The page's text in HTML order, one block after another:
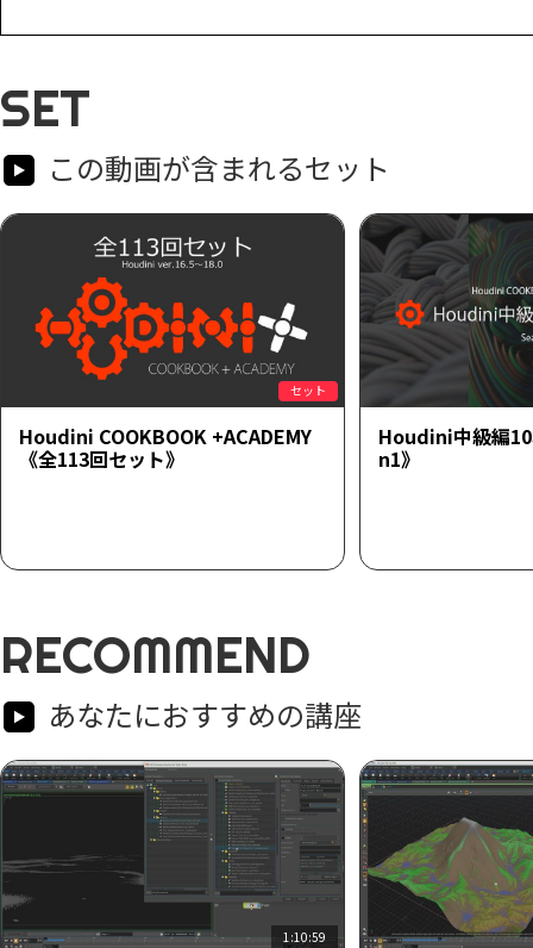
SET
この動画が含まれるセット
セット
Houdini COOKBOOK +ACADEMY
《全113回セット》
Houdini中級編
n1》
RECOMMEND
あなたにおすすめの講座
1:10:59